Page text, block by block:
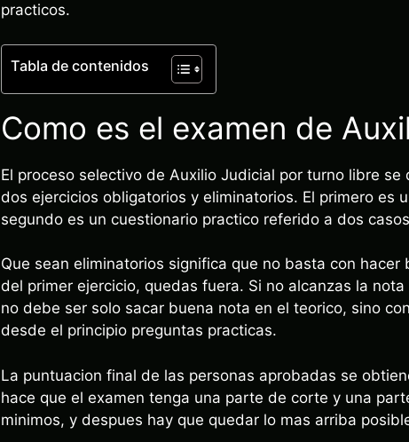
practicos.
Tabla de contenidos
Como es el examen de
El proceso selectivo de Auxilio Judicial por turno libre
dos ejercicios obligatorios y eliminatorios. El primero es
segundo es un cuestionario practico referido a dos
Que sean eliminatorios significa que no basta con
del primer ejercicio, quedas fuera. Si no alcanzas la
no debe ser solo sacar buena nota en el teorico, sino
desde el principio preguntas practicas.
La puntuacion final de las personas aprobadas se
hace que el examen tenga una parte de corte y una
minimos, y despues hay que quedar lo mas arriba